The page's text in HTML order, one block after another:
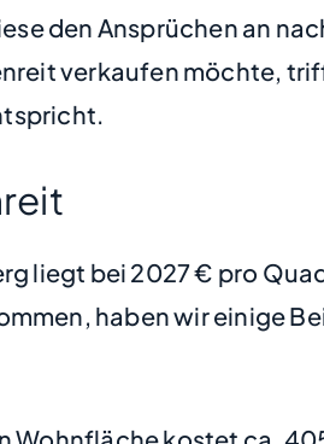
den Ansprüchen an
verkaufen möchte,
liegt bei 2027 € pro
haben wir einige